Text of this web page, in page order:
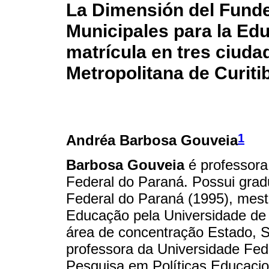
La Dimensión del
Municipales para la
matrícula en tres
Metropolitana de
Andréa Barbosa Gouveia1
Barbosa Gouveiaé
Federal do Paraná. Possui
Federal do Paraná (1995),
Educação pela Universidade
área de concentração Estado,
professora da Universidade
Pesquisa em Políticas